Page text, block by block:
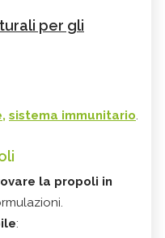
per gli
sistema immunitario.
la propoli in
: